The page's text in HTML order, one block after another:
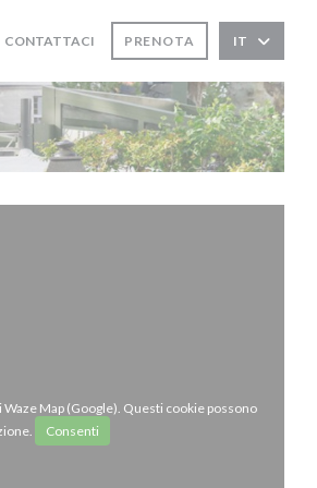
CONTATTACI PRENOTA IT
Map (Google). Questi cookie possono
Consenti